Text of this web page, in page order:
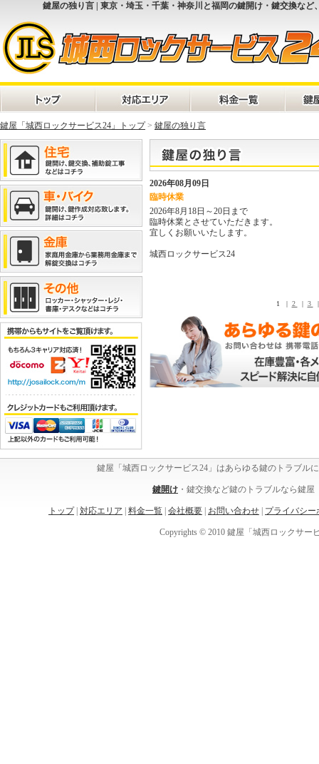
鍵屋の独り言 | 東京・埼玉・千葉・神奈川と福岡の鍵開け・鍵交換な
鍵屋「城西ロックサービス24」トップ> 鍵屋の独り言
2026年08月09日
臨時休業
2026年8月18日～20日まで
臨時休業とさせていただきます。
宜しくお願いいたします。
城西ロックサービス24
1 | 2 | 3
鍵屋「城西ロックサービス24」はあらゆる鍵のトラブル
鍵開け ・鍵交換など鍵のトラブルなら鍵
トップ| 対応エリア 料金一覧 会社概要 お問い合わせ プライバシー
Copyrights © 2010 鍵屋「城西ロックサー